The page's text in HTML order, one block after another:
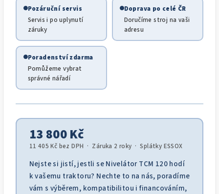
Pozáruční servis
Servis i po uplynutí
záruky
Doprava po celé ČR
Doručíme stroj na vaši
adresu
Poradenství zdarma
Pomůžeme vybrat
správné nářadí
13 800 Kč
11 405 Kč bez DPH · Záruka 2 roky · Splátky ESSOX
Nejste si jistí, jestli se Nivelátor TCM 120 hodí
k vašemu traktoru? Nechte to na nás, poradíme
vám s výběrem, kompatibilitou i financováním,